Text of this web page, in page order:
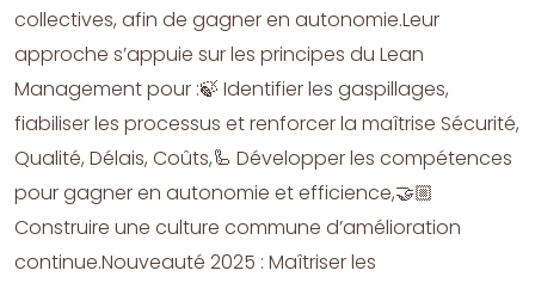
collectives, afin de gagner en autonomie.Leur
approche s’appuie sur les principes du Lean
Management pour :🍃 Identifier les gaspillages,
fiabiliser les processus et renforcer la maîtrise Sécurité,
Qualité, Délais, Coûts,🦾 Développer les compétences
pour gagner en autonomie et efficience,🤝🏼
Construire une culture commune d’amélioration
continue.Nouveauté 2025 : Maîtriser les